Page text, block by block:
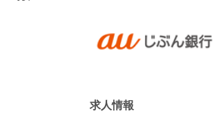
WEB（デジタル・メディア・ゲー
コンピュータハード・周辺機器
求人情報